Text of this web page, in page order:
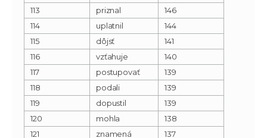
113
priznal
146
114
uplatnil
144
115
dôjsť
141
116
vzťahuje
140
117
postupovať
139
118
podali
139
119
dopustil
139
120
mohla
138
121
znamená
137